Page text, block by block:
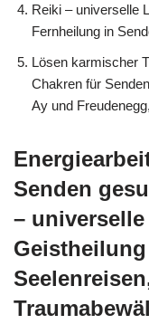
Reiki – universelle
Fernheilung in
Lösen karmischer
Chakren für
Ay und
Senden
–